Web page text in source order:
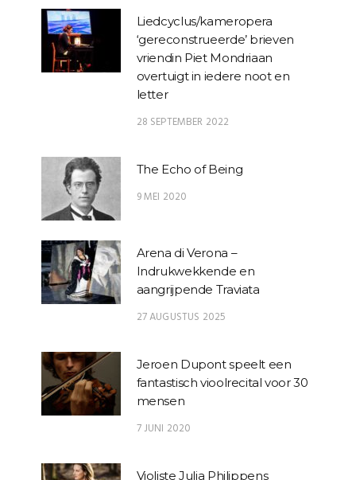
Liedcyclus/kameropera
‘gereconstrueerde’ brieven
vriendin Piet Mondriaan
overtuigt in iedere noot en
letter
28 SEPTEMBER 2022
The Echo of Being
9 MEI 2020
Arena di Verona –
Indrukwekkende en
aangrijpende Traviata
27 AUGUSTUS 2025
Jeroen Dupont speelt een
fantastisch vioolrecital voor 30
mensen
7 JUNI 2020
Violiste Julia Philippens